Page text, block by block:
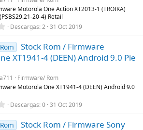
l
l
a
s
)
Motorola One Action XT2013-1 (TROIKA)
20-4) Retail
0
0
0
e
s
e
l
s
)
Descargas 2 31 Oct 2019
Stock Rom / Firmware
XT1941-4 (DEEN) Android 9.0 Pie
Firmware/ Rom
Motorola One XT1941-4 (DEEN) Android 9.0
0
0
0
Descargas 0 31 Oct 2019
Stock Rom / Firmware Sony